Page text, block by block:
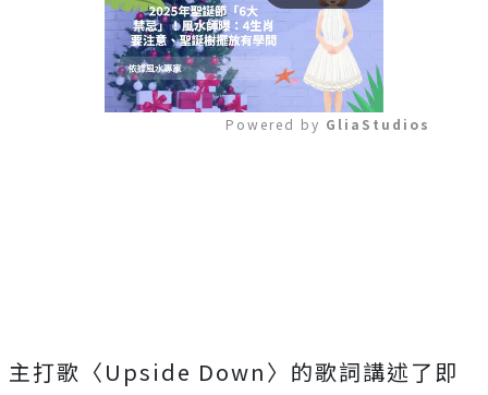
Powered by GliaStudios
主打歌〈Upside Down〉的歌詞講述了即